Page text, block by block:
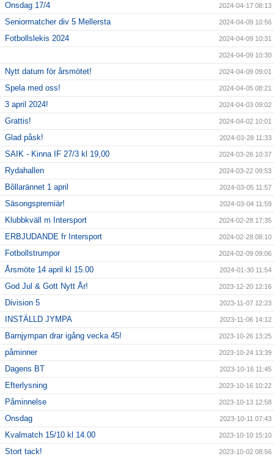
Onsdag 17/4 2024-04-17 08:13
Seniormatcher div 5 Mellersta 2024-04-09 10:56
Fotbollslekis 2024 2024-04-09 10:31
2024-04-09 10:30
Nytt datum för årsmötet! 2024-04-09 09:01
Spela med oss! 2024-04-05 08:21
3 april 2024! 2024-04-03 09:02
Grattis! 2024-04-02 10:01
Glad påsk! 2024-03-28 11:33
SAIK - Kinna IF 27/3 kl 19,00 2024-03-26 10:37
Rydahallen 2024-03-22 09:53
Bôllarännet 1 april 2024-03-05 11:57
Säsongspremiär! 2024-03-04 11:59
Klubbkväll m Intersport 2024-02-28 17:35
ERBJUDANDE fr Intersport 2024-02-28 08:10
Fotbollstrumpor 2024-02-09 09:06
Årsmöte 14 april kl 15.00 2024-01-30 11:54
God Jul & Gott Nytt År! 2023-12-20 12:16
Division 5 2023-11-07 12:23
INSTÄLLD JYMPA 2023-11-06 14:12
Barnjympan drar igång vecka 45! 2023-10-26 13:25
påminner 2023-10-24 13:39
Dagens BT 2023-10-16 11:45
Efterlysning 2023-10-16 10:22
Påminnelse 2023-10-13 12:58
Onsdag 2023-10-11 07:43
Kvalmatch 15/10 kl 14.00 2023-10-10 15:10
Stort tack! 2023-10-02 08:56